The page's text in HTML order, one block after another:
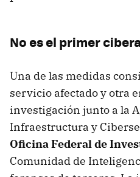
No es el primer
Una de las medidas
servicio afectado y otra
investigación junto a la
Infraestructura y
Oficina Federal de
Comunidad de